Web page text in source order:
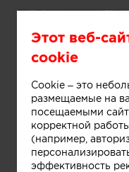
Этот веб-
cookie
Cookie – это
размещаемые на
посещаемыми
корректной
(например,
эффективность